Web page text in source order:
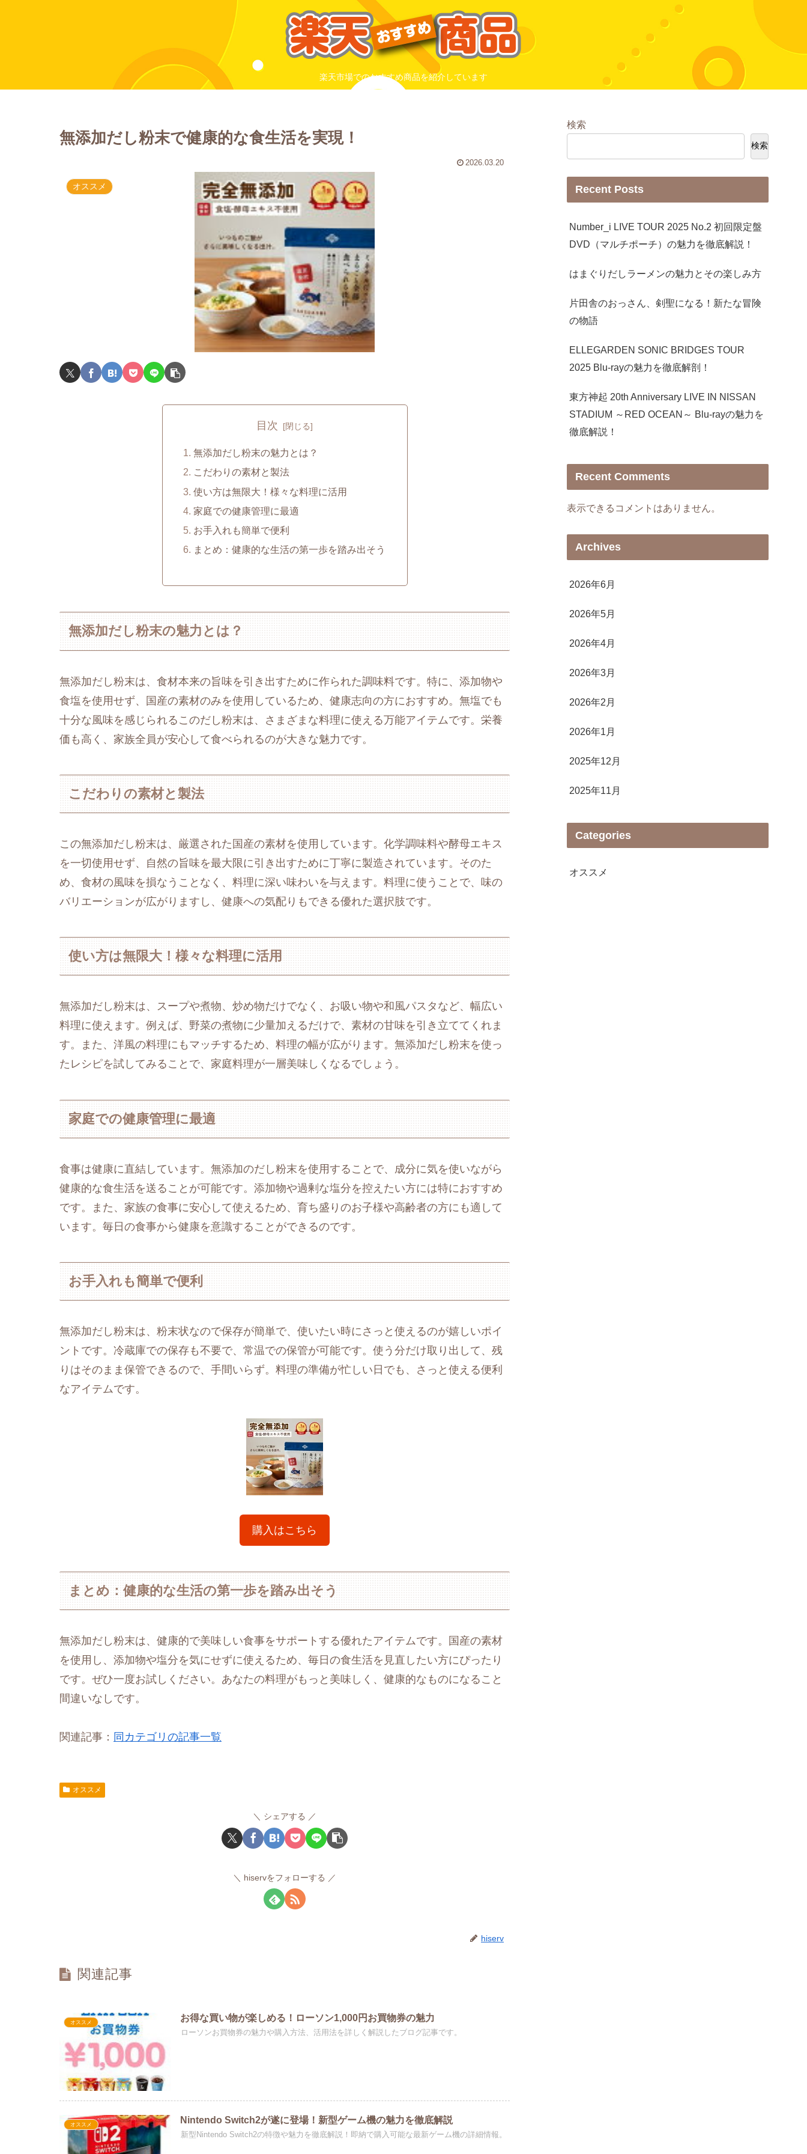
楽天市場でのおすすめ商品を紹介しています
無添加だし粉末で健康的な食生活を実現！
2026.03.20
オススメ
目次
無添加だし粉末の魅力とは？
こだわりの素材と製法
使い方は無限大！様々な料理に活用
家庭での健康管理に最適
お手入れも簡単で便利
まとめ：健康的な生活の第一歩を踏み出そう
無添加だし粉末の魅力とは？
無添加だし粉末は、食材本来の旨味を引き出すために作られた調味料です。特に、添加物や
食塩を使用せず、国産の素材のみを使用しているため、健康志向の方におすすめ。無塩でも
十分な風味を感じられるこのだし粉末は、さまざまな料理に使える万能アイテムです。栄養
価も高く、家族全員が安心して食べられるのが大きな魅力です。
こだわりの素材と製法
この無添加だし粉末は、厳選された国産の素材を使用しています。化学調味料や酵母エキス
を一切使用せず、自然の旨味を最大限に引き出すために丁寧に製造されています。そのた
め、食材の風味を損なうことなく、料理に深い味わいを与えます。料理に使うことで、味の
バリエーションが広がりますし、健康への気配りもできる優れた選択肢です。
使い方は無限大！様々な料理に活用
無添加だし粉末は、スープや煮物、炒め物だけでなく、お吸い物や和風パスタなど、幅広い
料理に使えます。例えば、野菜の煮物に少量加えるだけで、素材の甘味を引き立ててくれま
す。また、洋風の料理にもマッチするため、料理の幅が広がります。無添加だし粉末を使っ
たレシピを試してみることで、家庭料理が一層美味しくなるでしょう。
家庭での健康管理に最適
食事は健康に直結しています。無添加のだし粉末を使用することで、成分に気を使いながら
健康的な食生活を送ることが可能です。添加物や過剰な塩分を控えたい方には特におすすめ
です。また、家族の食事に安心して使えるため、育ち盛りのお子様や高齢者の方にも適して
います。毎日の食事から健康を意識することができるのです。
お手入れも簡単で便利
無添加だし粉末は、粉末状なので保存が簡単で、使いたい時にさっと使えるのが嬉しいポイ
ントです。冷蔵庫での保存も不要で、常温での保管が可能です。使う分だけ取り出して、残
りはそのまま保管できるので、手間いらず。料理の準備が忙しい日でも、さっと使える便利
なアイテムです。
購入はこちら
まとめ：健康的な生活の第一歩を踏み出そう
無添加だし粉末は、健康的で美味しい食事をサポートする優れたアイテムです。国産の素材
を使用し、添加物や塩分を気にせずに使えるため、毎日の食生活を見直したい方にぴったり
です。ぜひ一度お試しください。あなたの料理がもっと美味しく、健康的なものになること
間違いなしです。
関連記事： 同カテゴリの記事一覧
オススメ
シェアする
hiservをフォローする
hiserv
関連記事
オススメ お得な買い物が楽しめる！ローソン1,000円お買物券の魅力
ローソンお買物券の魅力や購入方法、活用法を詳しく解説したブログ記事です。
オススメ Nintendo Switch2が遂に登場！新型ゲーム機の魅力を徹底解説
新型Nintendo Switch2の特徴や魅力を徹底解説！即納で購入可能な最新ゲーム機の詳細情報。
検索
検索
Recent Posts
Number_i LIVE TOUR 2025 No.2 初回限定盤
DVD（マルチポーチ）の魅力を徹底解説！
はまぐりだしラーメンの魅力とその楽しみ方
片田舎のおっさん、剣聖になる！新たな冒険
の物語
ELLEGARDEN SONIC BRIDGES TOUR
2025 Blu-rayの魅力を徹底解剖！
東方神起 20th Anniversary LIVE IN NISSAN
STADIUM ～RED OCEAN～ Blu-rayの魅力を
徹底解説！
Recent Comments
表示できるコメントはありません。
Archives
2026年6月
2026年5月
2026年4月
2026年3月
2026年2月
2026年1月
2025年12月
2025年11月
Categories
オススメ